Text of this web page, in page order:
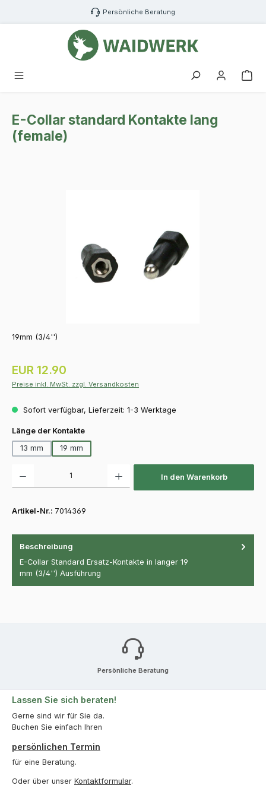
Zum Hauptinhalt springen Persönliche Beratung
E-Collar standard Kontakte lang
(female)
19mm (3/4'')
Regulärer Preis:
EUR 12.90
Preise inkl. MwSt. zzgl. Versandkosten
Sofort verfügbar, Lieferzeit: 1-3 Werktage
Länge der Kontakteauswählen
13 mm
19 mm
In den Warenkorb
Artikel-Nr.: 7014369
Beschreibung
E-Collar Standard Ersatz-Kontakte in langer 19
mm (3/4'') Ausführung
Persönliche Beratung
Lassen Sie sich beraten!
Gerne sind wir für Sie da.
Buchen Sie einfach Ihren
persönlichen Termin
für eine Beratung.
Oder über unser Kontaktformular.